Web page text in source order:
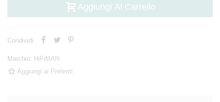
Aggiungi Al Carrello
Condividi
Marchio: HiFiMAN
Aggiungi ai Preferiti